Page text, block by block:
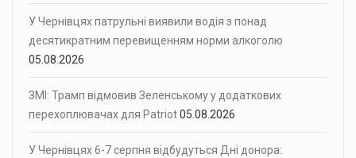
У Чернівцях патрульні виявили водія з понад
десятикратним перевищенням норми алкоголю
05.08.2026
ЗМІ: Трамп відмовив Зеленському у додаткових
перехоплювачах для Patriot05.08.2026
У Чернівцях 6-7 серпня відбудуться Дні донора: